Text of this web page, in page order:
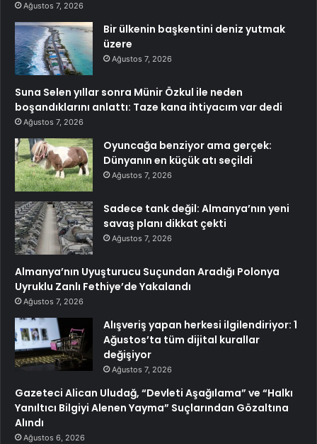
Ağustos 7, 2026
Bir ülkenin başkentini deniz yutmak
üzere
Ağustos 7, 2026
Suna Selen yıllar sonra Münir Özkul ile neden
boşandıklarını anlattı: Taze kana ihtiyacım var dedi
Ağustos 7, 2026
Oyuncağa benziyor ama gerçek:
Dünyanın en küçük atı seçildi
Ağustos 7, 2026
Sadece tank değil: Almanya’nın yeni
savaş planı dikkat çekti
Ağustos 7, 2026
Almanya’nın Uyuşturucu Suçundan Aradığı Polonya
Uyruklu Zanlı Fethiye’de Yakalandı
Ağustos 7, 2026
Alışveriş yapan herkesi ilgilendiriyor: 1
Ağustos’ta tüm dijital kurallar
değişiyor
Ağustos 7, 2026
Gazeteci Alican Uludağ, “Devleti Aşağılama” ve “Halkı
Yanıltıcı Bilgiyi Alenen Yayma” Suçlarından Gözaltına
Alındı
Ağustos 6, 2026